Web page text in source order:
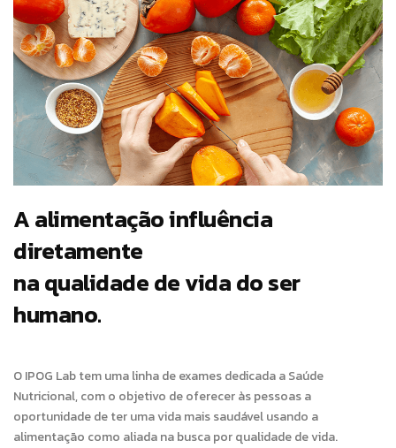
A alimentação influência
diretamente
na qualidade de vida do ser
humano.
O IPOG Lab tem uma linha de exames dedicada a Saúde
Nutricional, com o objetivo de oferecer às pessoas a
oportunidade de ter uma vida mais saudável usando a
alimentação como aliada na busca por qualidade de vida.